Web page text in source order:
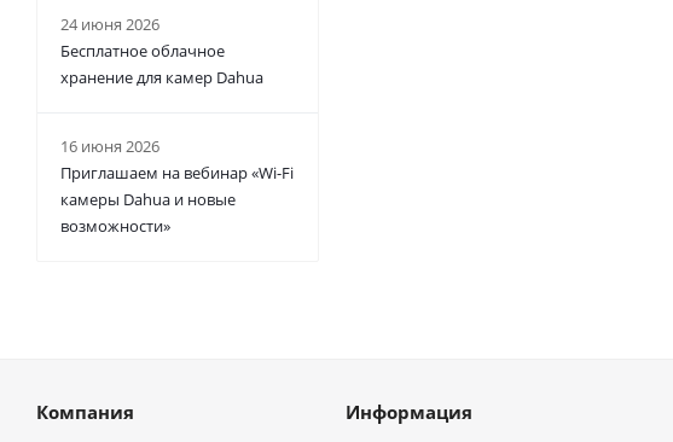
24 июня 2026
Бесплатное облачное
хранение для камер Dahua
16 июня 2026
Приглашаем на вебинар «Wi-Fi
камеры Dahua и новые
возможности»
Компания Информация